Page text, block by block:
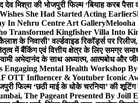
मिश्रा की भोजपुरी फिल्म ‘बियाह करब
She Had Started Acting Earlier
In Nehru Centre Art GalleryMelooha
Transformed Kingfisher Villa Into
के निवासी’ वर्ल्डवाइड रिकॉर्ड्स पर
में बैंकिंग एवं वित्तीय क्षेत्र के लिए समग्र
अभेदानंद के साथ अध्यात्म, आत्मबोध और
Engaging Mental Health Workshop
OTT Influencer & Youtuber Iconic
फिल्म ‘छठी माई के धोके चरनिया’ की
The Pageant Presented By Joill